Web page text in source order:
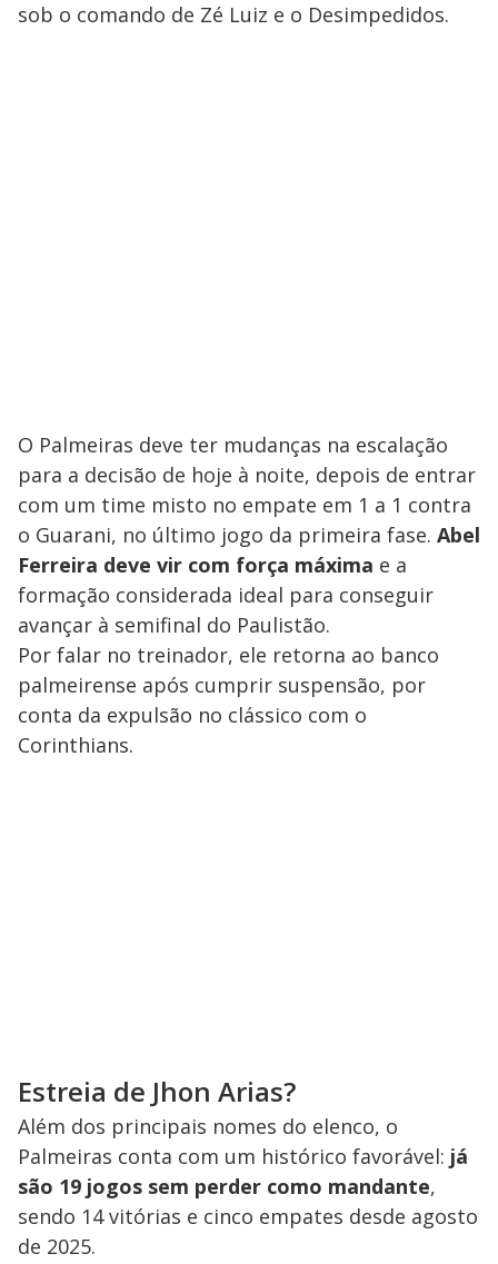
sob o comando de Zé Luiz e o Desimpedidos.
O Palmeiras deve ter mudanças na escalação
para a decisão de hoje à noite, depois de entrar
com um time misto no empate em 1 a 1 contra
o Guarani, no último jogo da primeira fase. Abel
Ferreira deve vir com força máxima e a
formação considerada ideal para conseguir
avançar à semifinal do Paulistão.
Por falar no treinador, ele retorna ao banco
palmeirense após cumprir suspensão, por
conta da expulsão no clássico com o
Corinthians.
Estreia de Jhon Arias?
Além dos principais nomes do elenco, o
Palmeiras conta com um histórico favorável: já
são 19 jogos sem perder como mandante,
sendo 14 vitórias e cinco empates desde agosto
de 2025.